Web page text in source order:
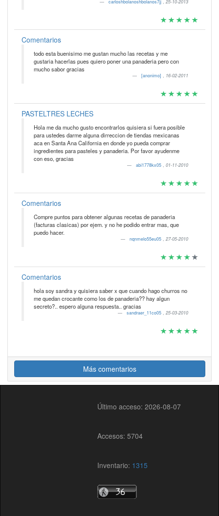
carloshbolanoshbolanos7jj , 25-10-2013
Comentarios
todo esta buenisimo me gustan mucho las recetas y me
gustaria hacerlas pues quiero poner una panaderia pero con
mucho sabor gracias
[anonimo] , 16-02-2011
PASTELTRES LECHES
Hola me da mucho gusto encontrarlos quisiera si fuera posible
para ustedes darme alguna dirreccion de tiendas mexicanas
aca en Santa Ana California en donde yo pueda comprar
ingredientes para pasteles y panaderia. Por favor ayudenme
con eso, gracias
abi1778kx05 , 01-11-2010
Comentarios
Compre puntos para obtener algunas recetas de panaderia
(facturas clasicas) por ejem. y no he podido entrar mas, que
puedo hacer.
nqnmelo55eu05 , 27-05-2010
Comentarios
hola soy sandra y quisiera saber x que cuando hago churros no
me quedan crocante como los de panaderia?? hay algun
secreto?.. espero alguna respuesta.. gracias
sandraer_11co05 , 25-03-2010
Más comentarios
Último acceso: 2026-08-07
Accesos: 5704
Inventario: 1315